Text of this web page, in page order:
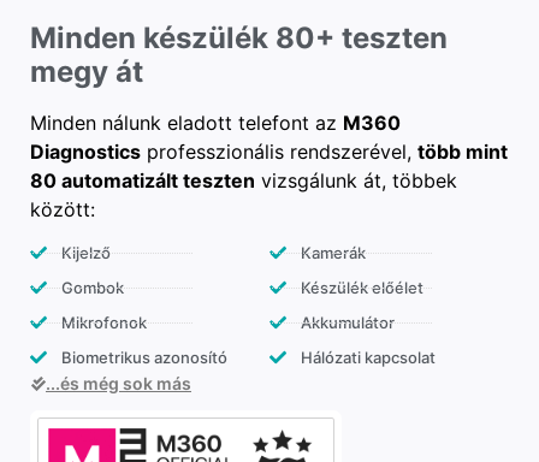
Minden készülék 80+ teszten
megy át
Minden nálunk eladott telefont az M360
Diagnostics professzionális rendszerével, több mint
80 automatizált teszten vizsgálunk át, többek
között:
Kijelző
Gombok
Mikrofonok
Biometrikus azonosító
Kamerák
Készülék előélet
Akkumulátor
Hálózati kapcsolat
...és még sok más